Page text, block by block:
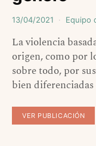
13/04/2021 Equipo
La violencia
origen, como por
sobre todo, por
bien
VER PUBLICACIÓN